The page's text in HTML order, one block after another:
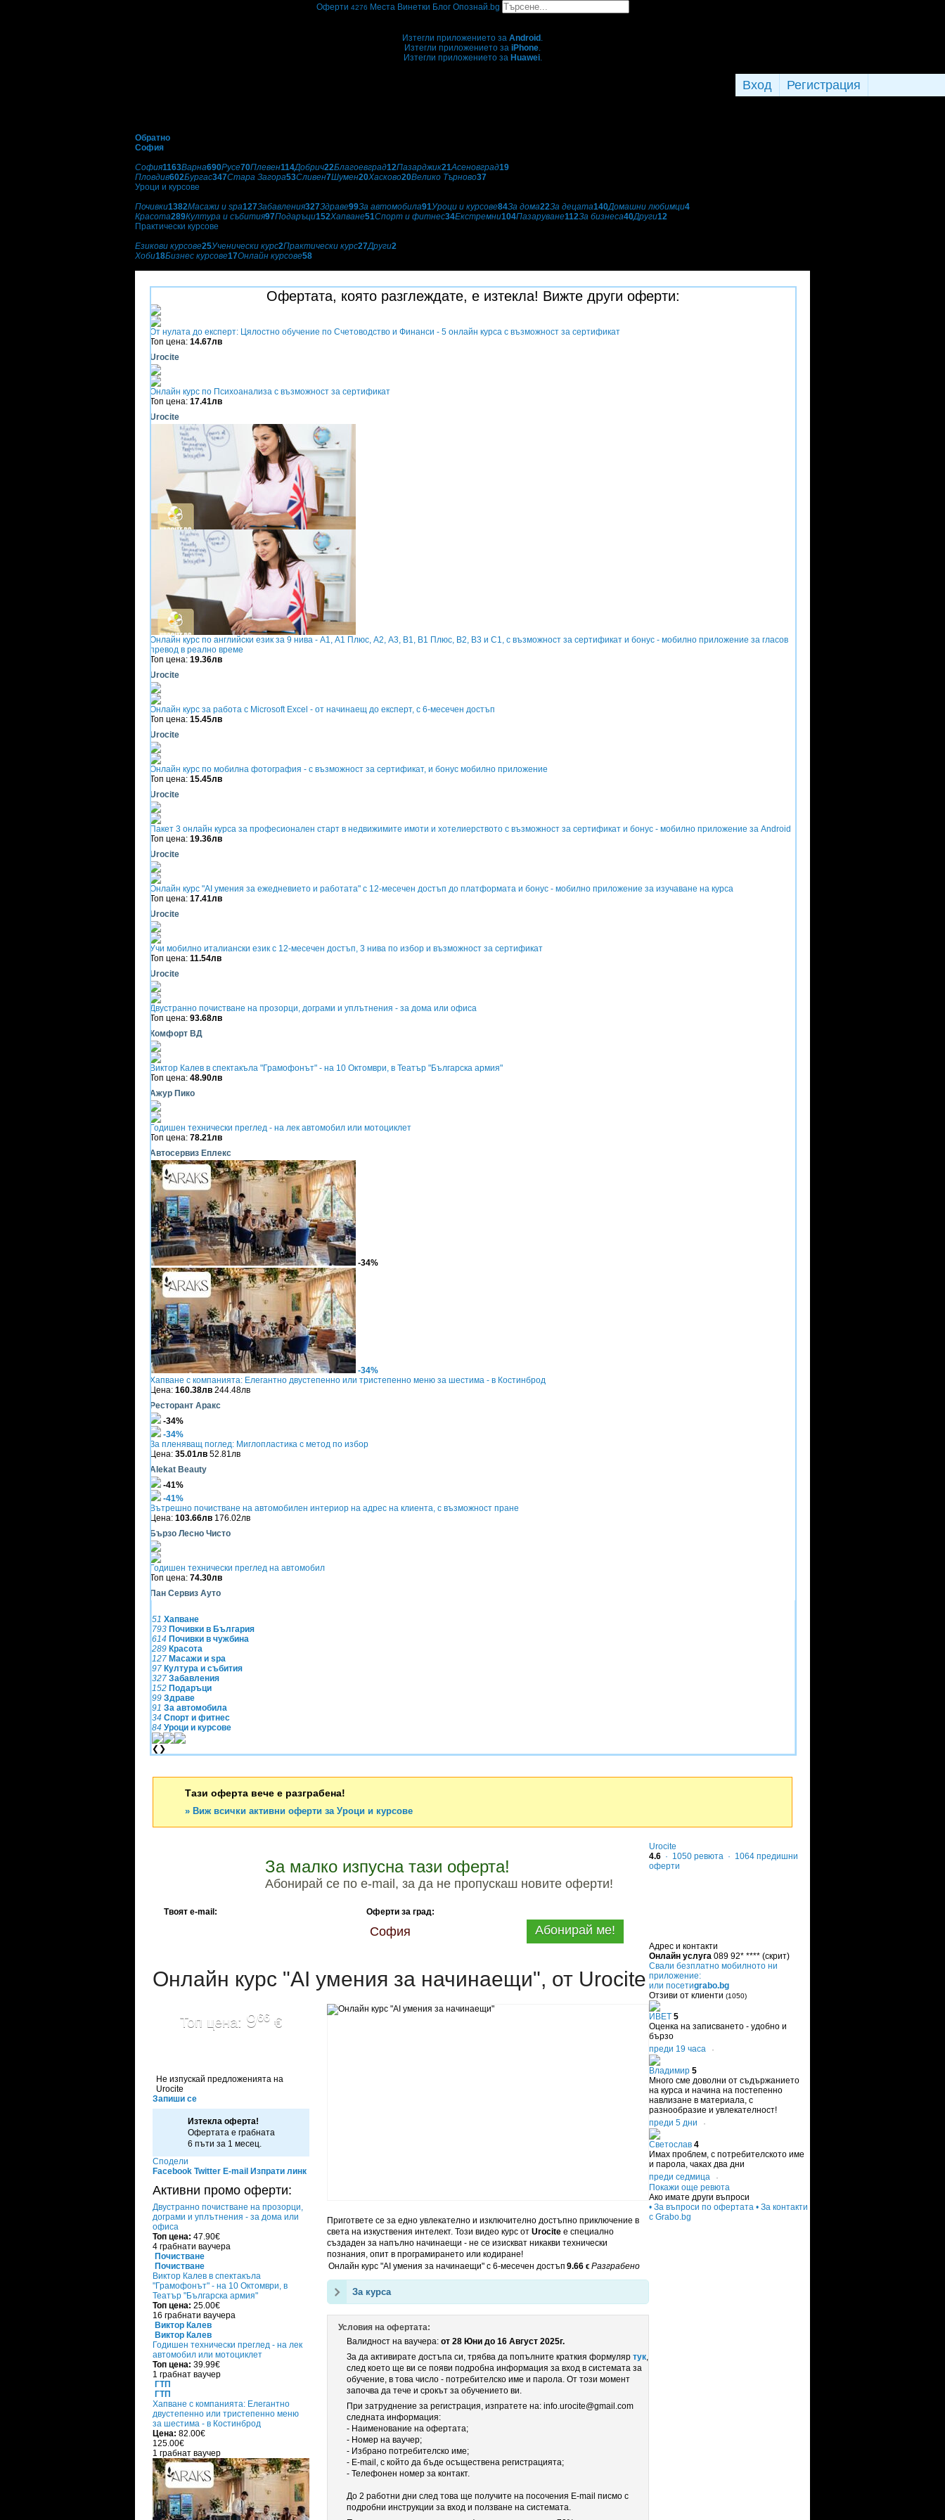
Оферти 4276 Места Винетки Блог Опознай.bg
Изтегли приложението за Android .
Изтегли приложението за iPhone.
Изтегли приложението за Huawei.
Регистрация
Вход
Обратно
София
София1163Варна690Русе70Плевен114Добрич22Благоевград12Пазарджик21Асеновград19
Пловдив602Бургас347Стара Загора53Сливен7Шумен20Хасково20Велико Търново37
Уроци и курсове
Почивки1382Масажи и spa127Забавления327Здраве99За автомобила91Уроци и курсове84За дома22За децата140Домашни любимци4
Красота289Култура и събития97Подаръци152Хапване51Спорт и фитнес34Екстремни104Пазаруване112За бизнеса40Други12
Практически курсове
Езикови курсове25Ученически курс2Практически курс27Други2
Хоби18Бизнес курсове17Онлайн курсове58
Офертата, която разглеждате, е изтекла! Вижте други оферти:
От нулата до експерт: Цялостно обучение по Счетоводство и Финанси - 5 онлайн курса с възможност за сертификат
Топ цена: 14.67лв
Urocite
Онлайн курс по Психоанализа с възможност за сертификат
Топ цена: 17.41лв
Urocite
Онлайн курс по английски език за 9 нива - А1, A1 Плюс, А2, А3, В1, В1 Плюс, В2, В3 и С1, с възможност за сертификат и бонус - мобилно приложение за гласов
превод в реално време
Топ цена: 19.36лв
Urocite
Онлайн курс за работа с Microsoft Excel - от начинаещ до експерт, с 6-месечен достъп
Топ цена: 15.45лв
Urocite
Онлайн курс по мобилна фотография - с възможност за сертификат, и бонус мобилно приложение
Топ цена: 15.45лв
Urocite
Пакет 3 онлайн курса за професионален старт в недвижимите имоти и хотелиерството с възможност за сертификат и бонус - мобилно приложение за Android
Топ цена: 19.36лв
Urocite
Онлайн курс "AI умения за ежедневието и работата" с 12-месечен достъп до платформата и бонус - мобилно приложение за изучаване на курса
Топ цена: 17.41лв
Urocite
Учи мобилно италиански език с 12-месечен достъп, 3 нива по избор и възможност за сертификат
Топ цена: 11.54лв
Urocite
Двустранно почистване на прозорци, дограми и уплътнения - за дома или офиса
Топ цена: 93.68лв
Комфорт ВД
Виктор Калев в спектакъла "Грамофонът" - на 10 Октомври, в Театър "Българска армия"
Топ цена: 48.90лв
Ажур Пико
Годишен технически преглед - на лек автомобил или мотоциклет
Топ цена: 78.21лв
Автосервиз Еплекс
-34%
-34%
Хапване с компанията: Елегантно двустепенно или тристепенно меню за шестима - в Костинброд
Цена: 160.38лв 244.48лв
Ресторант Аракс
-34%
-34%
За пленяващ поглед: Миглопластика с метод по избор
Цена: 35.01лв 52.81лв
Alekat Beauty
-41%
-41%
Вътрешно почистване на автомобилен интериор на адрес на клиента, с възможност пране
Цена: 103.66лв 176.02лв
Бързо Лесно Чисто
Годишен технически преглед на автомобил
Топ цена: 74.30лв
Пан Сервиз Ауто
51 Хапване
793 Почивки в България
614 Почивки в чужбина
289 Красота
127 Масажи и spa
97 Култура и събития
327 Забавления
152 Подаръци
99 Здраве
91 За автомобила
34 Спорт и фитнес
84 Уроци и курсове
❮ ❯
Тази оферта вече е разграбена!
» Виж всички активни оферти за Уроци и курсове
За малко изпусна тази оферта!
Абонирай се по e-mail, за да не пропускаш новите оферти!
Твоят e-mail: Оферти за град:
София Абонирай ме!
Онлайн курс "AI умения за начинаещи", от Urocite
Пригответе се за едно увлекателно и изключително достъпно приключение в
света на изкуствения интелект. Този видео курс от Urocite е специално
създаден за напълно начинаещи - не се изискват никакви технически
познания, опит в програмирането или кодиране!
Онлайн курс "AI умения за начинаещи" с 6-месечен достъп 9.66 €Разграбено
За курса
Условия на офертата:
Валидност на ваучера: от 28 Юни до 16 Август 2025г.
За да активирате достъпа си, трябва да попълните краткия формуляр тук,
след което ще ви се появи подробна информация за вход в системата за
обучение, в това число - потребителско име и парола. От този момент
започва да тече и срокът за обучението ви.
При затруднение за регистрация, изпратете на: info.urocite@gmail.com
следната информация:
- Наименование на офертата;
- Номер на ваучер;
- Избрано потребителско име;
- E-mail, с който да бъде осъществена регистрацията;
- Телефонен номер за контакт.
До 2 работни дни след това ще получите на посочения Е-mail писмо с
подробни инструкции за вход и ползване на системата.
Топ цена: 966 €
Не изпускай предложенията на
Urocite
Запиши се
Изтекла оферта!
Офертата е грабната
6 пъти за 1 месец.
Сподели
Facebook Twitter E-mail Изпрати линк
Активни промо оферти:
Двустранно почистване на прозорци,
дограми и уплътнения - за дома или
офиса
Топ цена: 47.90€
4 грабнати ваучера
Почистване
Почистване
Виктор Калев в спектакъла
"Грамофонът" - на 10 Октомври, в
Театър "Българска армия"
Топ цена: 25.00€
16 грабнати ваучера
Виктор Калев
Виктор Калев
Годишен технически преглед - на лек
автомобил или мотоциклет
Топ цена: 39.99€
1 грабнат ваучер
ГТП
ГТП
Хапване с компанията: Елегантно
двустепенно или тристепенно меню
за шестима - в Костинброд
Цена: 82.00€
125.00€
1 грабнат ваучер
Urocite
4.6 · 1050 ревюта · 1064 предишни
оферти
Адрес и контакти
Онлайн услуга 089 92* **** (скрит)
Свали безплатно мобилното ни
приложение:
или посетиgrabo.bg
Отзиви от клиенти (1050)
ИВЕТ 5
Оценка на записването - удобно и
бързо
преди 19 часа
·
Владимир 5
Много сме доволни от съдържанието
на курса и начина на постепенно
навлизане в материала, с
разнообразие и увлекателност!
преди 5 дни
·
Светослав 4
Имах проблем, с потребителското име
и парола, чаках два дни
преди седмица
·
Покажи още ревюта
Ако имате други въпроси
• За въпроси по офертата • За контакти
с Grabo.bg